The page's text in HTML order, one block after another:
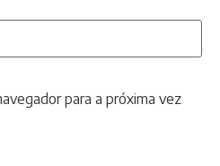
para a próxima vez